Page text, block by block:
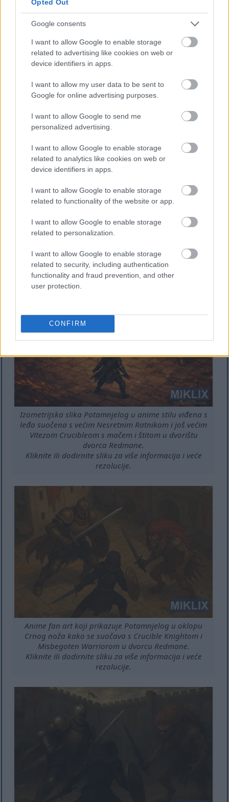
Opted Out
Google consents
I want to allow Google to enable storage
related to advertising like cookies on web or
device identifiers in apps.
I want to allow my user data to be sent to
Google for online advertising purposes.
I want to allow Google to send me
personalized advertising.
I want to allow Google to enable storage
related to analytics like cookies on web or
device identifiers in apps.
I want to allow Google to enable storage
related to functionality of the website or app.
I want to allow Google to enable storage
related to personalization.
I want to allow Google to enable storage
related to security, including authentication
functionality and fraud prevention, and other
user protection.
CONFIRM
Cruciblea i Misbegottena ratnika u dvorcu Redmane u
rezolucije.
Izometrijska scena u anime stilu u kojoj se Potamnjeli
Ratnikom Nesretnim i Vitezom Crucibleom s mačem i
štitom u dvorištu dvorca Redmane.
rezolucije.
Izometrijska slika Potamnjelog u anime stilu viđena s
leđa suočena s većim Nesretnim Ratnikom i još većim
Vitezom Crucibleom s mačem i štitom u dvorištu
dvorca Redmane.
Kliknite ili dodirnite sliku za više informacija i veće
rezolucije.
Anime fan art koji prikazuje Potamnjelog u oklopu
Crnog noža kako se suočava s Crucible Knightom i
Misbegoten Warriorom u dvorcu Redmane.
Kliknite ili dodirnite sliku za više informacija i veće
rezolucije.